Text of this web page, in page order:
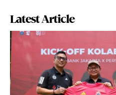
Latest Article